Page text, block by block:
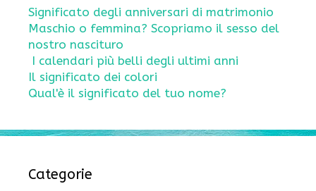
Significato degli anniversari di matrimonio
Maschio o femmina? Scopriamo il sesso del
nostro nascituro
I calendari più belli degli ultimi anni
Il significato dei colori
Qual'è il significato del tuo nome?
Categorie